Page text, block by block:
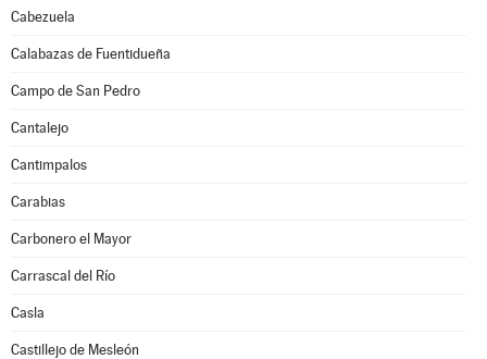
Cabezuela
Calabazas de Fuentidueña
Campo de San Pedro
Cantalejo
Cantimpalos
Carabias
Carbonero el Mayor
Carrascal del Río
Casla
Castillejo de Mesleón